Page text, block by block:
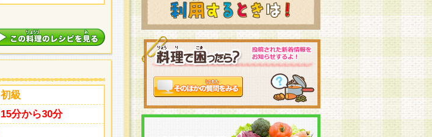
初級
15分から30分